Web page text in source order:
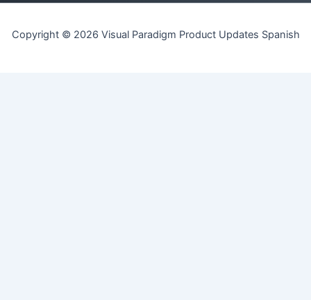
Copyright © 2026 Visual Paradigm Product Updates Spanish